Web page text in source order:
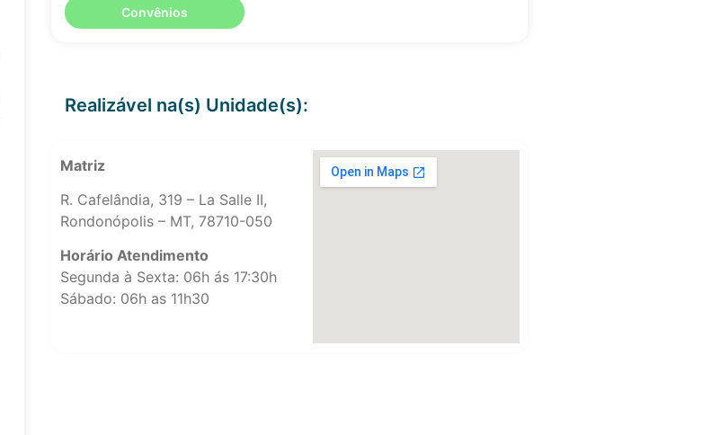
Convênios
Realizável na(s) Unidade(s):
Matriz
R. Cafelândia, 319 – La Salle II,
Rondonópolis – MT, 78710-050
Horário Atendimento
Segunda à Sexta: 06h ás 17:30h
Sábado: 06h as 11h30